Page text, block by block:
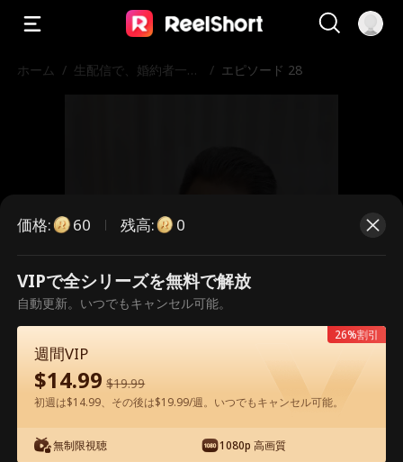
ホーム / 生配信で、婚約者一家
/ エピソード 28
こちらは有料のエピソードです。視
聴いただくには解放が必要です。
60今すぐ解放
アプリ内で無料視聴可能
価格: 60 残高: 0
VIPで全シリーズを無料で解放
自動更新。いつでもキャンセル可能。
週間VIP
$14.99 $19.99
初週は$14.99、その後は$19.99/週。いつでもキャンセル可能。
無制限視聴 1080p 高画質
26%割引